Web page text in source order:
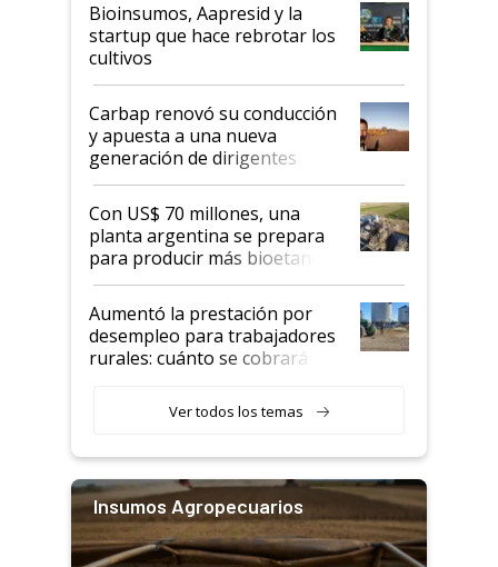
Bioinsumos, Aapresid y la
startup que hace rebrotar los
cultivos
Carbap renovó su conducción
y apuesta a una nueva
generación de dirigentes
rurales
Con US$ 70 millones, una
planta argentina se prepara
para producir más bioetanol
que nunca
Aumentó la prestación por
desempleo para trabajadores
rurales: cuánto se cobrará
Ver todos los temas
Insumos Agropecuarios